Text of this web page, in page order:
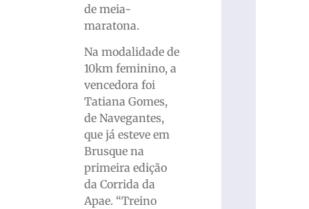
de meia-
maratona.
Na modalidade de
10km feminino, a
vencedora foi
Tatiana Gomes,
de Navegantes,
que já esteve em
Brusque na
primeira edição
da Corrida da
Apae. “Treino